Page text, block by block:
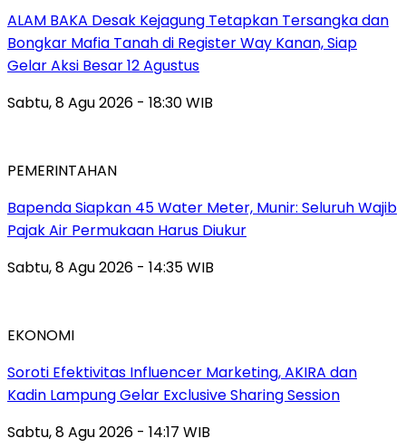
ALAM BAKA Desak Kejagung Tetapkan Tersangka dan
Bongkar Mafia Tanah di Register Way Kanan, Siap
Gelar Aksi Besar 12 Agustus
Sabtu, 8 Agu 2026 - 18:30 WIB
PEMERINTAHAN
‎Bapenda Siapkan 45 Water Meter, Munir: Seluruh Wajib
Pajak Air Permukaan Harus Diukur
Sabtu, 8 Agu 2026 - 14:35 WIB
EKONOMI
Soroti Efektivitas Influencer Marketing, AKIRA dan
Kadin Lampung Gelar Exclusive Sharing Session
Sabtu, 8 Agu 2026 - 14:17 WIB